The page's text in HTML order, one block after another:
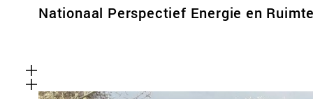
Nationaal Perspectief Energie en